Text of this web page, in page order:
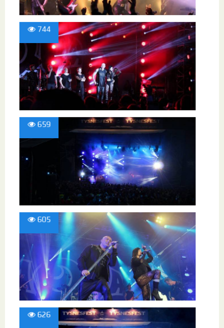
744
659
605
626